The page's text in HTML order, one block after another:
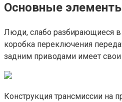
Основные
Люди, слабо разбирающиеся в
коробка переключения
задним приводами имеет свои
Конструкция трансмиссии на